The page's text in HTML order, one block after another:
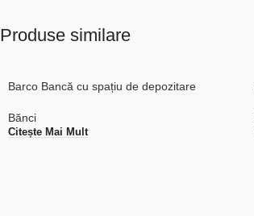
Produse similare
Barco Bancă cu spațiu de depozitare
Bănci
Citește Mai Mult